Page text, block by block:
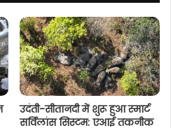
उदंती-सीतानदी में शुरू हुआ स्मार्ट
सर्विलांस सिस्टम: एआई तकनीक